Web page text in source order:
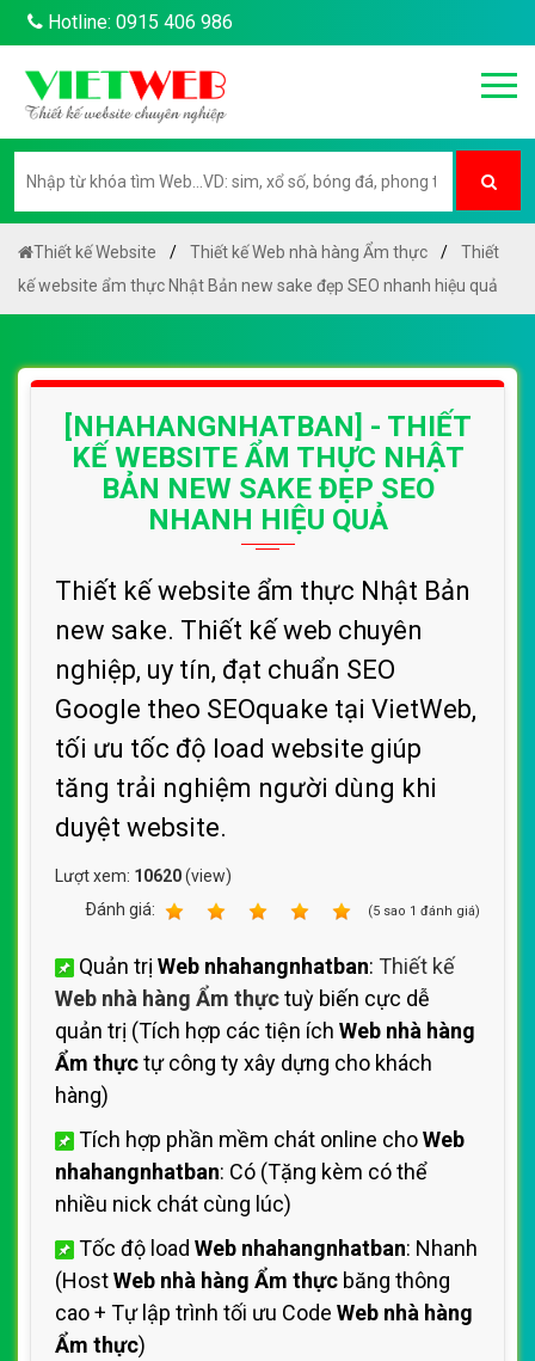
Hotline: 0915 406 986
Thiết kế Website Thiết kế Web nhà hàng Ẩm thực
Thiết
kế website ẩm thực Nhật Bản new sake đẹp SEO nhanh hiệu quả
[NHAHANGNHATBAN] - THIẾT
KẾ WEBSITE ẨM THỰC NHẬT
BẢN NEW SAKE ĐẸP SEO
NHANH HIỆU QUẢ
Thiết kế website ẩm thực Nhật Bản
new sake. Thiết kế web chuyên
nghiệp, uy tín, đạt chuẩn SEO
Google theo SEOquake tại VietWeb,
tối ưu tốc độ load website giúp
tăng trải nghiệm người dùng khi
duyệt website.
Lượt xem: 10620(view)
Ðánh giá:
(5 sao 1 đánh giá)
Quản trị Web nhahangnhatban: Thiết kế
Web nhà hàng Ẩm thựctuỳ biến cực dễ
quản trị (Tích hợp các tiện ích Web nhà hàng
Ẩm thựctự công ty xây dựng cho khách
hàng)
Tích hợp phần mềm chát online choWeb
nhahangnhatban: Có (Tặng kèm có thể
nhiều nick chát cùng lúc)
Tốc độ load Web nhahangnhatban: Nhanh
(HostWeb nhà hàng Ẩm thực băng thông
cao + Tự lập trình tối ưu Code Web nhà hàng
Ẩm thực)